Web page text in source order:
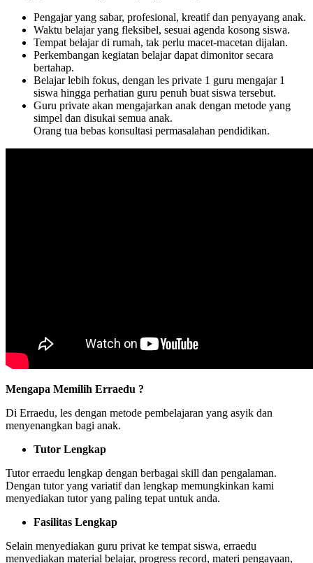
Pengajar yang sabar, profesional, kreatif dan penyayang anak.
Waktu belajar yang fleksibel, sesuai agenda kosong siswa.
Tempat belajar di rumah, tak perlu macet-macetan dijalan.
Perkembangan kegiatan belajar dapat dimonitor secara
bertahap.
Belajar lebih fokus, dengan les private 1 guru mengajar 1
siswa hingga perhatian guru penuh buat siswa tersebut.
Guru private akan mengajarkan anak dengan metode yang
simpel dan disukai semua anak.
Orang tua bebas konsultasi permasalahan pendidikan.
Mengapa Memilih Erraedu ?
Di Erraedu, les dengan metode pembelajaran yang asyik dan
menyenangkan bagi anak.
Tutor Lengkap
Tutor erraedu lengkap dengan berbagai skill dan pengalaman.
Dengan tutor yang variatif dan lengkap memungkinkan kami
menyediakan tutor yang paling tepat untuk anda.
Fasilitas Lengkap
Selain menyediakan guru privat ke tempat siswa, erraedu
menyediakan material belajar, progress record, materi pengayaan,